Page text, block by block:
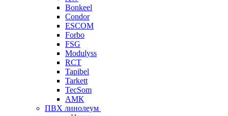
Bonkeel
Condor
ESCOM
Forbo
FSG
Modulyss
RCT
Tapibel
Tarkett
TecSom
АМК
ПВХ линолеум